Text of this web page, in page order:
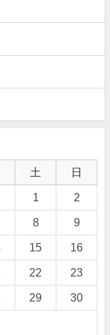
土 日
1 2
8 9
15 16
22 23
29 30